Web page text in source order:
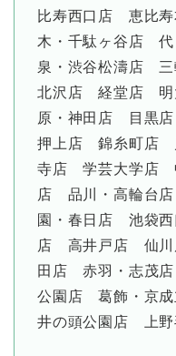
比寿西口店 恵比
木・千駄ヶ谷店
泉・渋谷松濤店
北沢店 経堂店 明
原・神田店 目黒
押上店 錦糸町店
寺店 学芸大学店
店 品川・高輪台
園・春日店 池袋
店 高井戸店 仙
田店 赤羽・志茂
公園店 葛飾・京
井の頭公園店 上